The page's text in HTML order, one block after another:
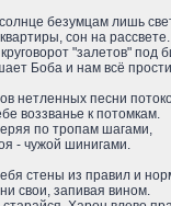
безумцам лишь
сон на рассвете.
"залетов" под
Боба и нам всё
нетленных песни
воззванье к потомкам.
по тропам шагами,
- чужой шинигами.
стены из правил и
свои, запивая вином.